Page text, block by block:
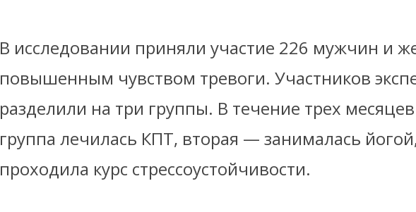
В исследовании приняли участие 226 мужчин и
повышенным чувством тревоги. Участников
разделили на три группы. В течение трех
группа лечилась КПТ, вторая — занималась
проходила курс стрессоустойчивости.